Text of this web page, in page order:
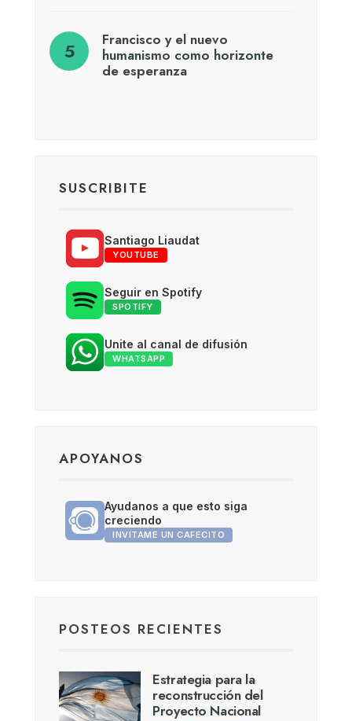
Francisco y el nuevo
humanismo como horizonte
de esperanza
SUSCRIBITE
Santiago Liaudat
YOUTUBE
Seguir en Spotify
SPOTIFY
Unite al canal de difusión
WHATSAPP
APOYANOS
Ayudanos a que esto siga
creciendo
INVITAME UN CAFECITO
POSTEOS RECIENTES
Estrategia para la
reconstrucción del
Proyecto Nacional